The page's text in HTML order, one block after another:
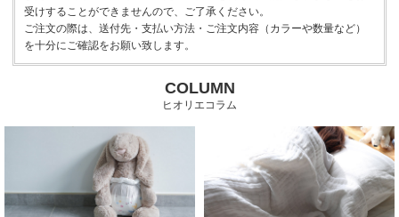
受けすることができませんので、ご了承ください。
ご注文の際は、送付先・支払い方法・ご注文内容（カラーや数量など）
を十分にご確認をお願い致します。
COLUMN
ヒオリエコラム